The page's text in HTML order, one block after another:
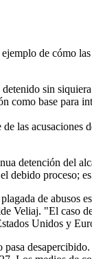
de cómo
sin
base para
las
detención del
proceso;
de
Veliaj. "El caso
Unidos y